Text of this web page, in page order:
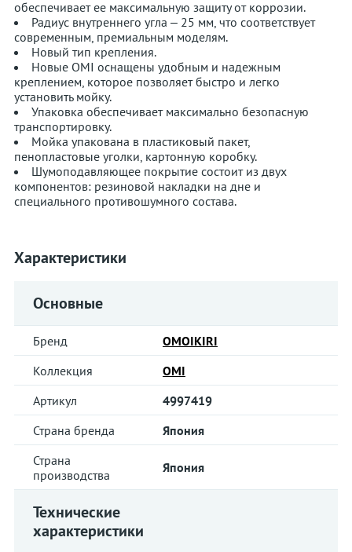
обеспечивает ее максимальную защиту от коррозии.
Радиус внутреннего угла – 25 мм, что соответствует
современным, премиальным моделям.
Новый тип крепления.
Новые OMI оснащены удобным и надежным
креплением, которое позволяет быстро и легко
установить мойку.
Упаковка обеспечивает максимально безопасную
транспортировку.
Мойка упакована в пластиковый пакет,
пенопластовые уголки, картонную коробку.
Шумоподавляющее покрытие состоит из двух
компонентов: резиновой накладки на дне и
специального противошумного состава.
Характеристики
Основные
Бренд
OMOIKIRI
Коллекция
OMI
Артикул
4997419
Страна бренда
Япония
Страна
производства
Япония
Технические
характеристики